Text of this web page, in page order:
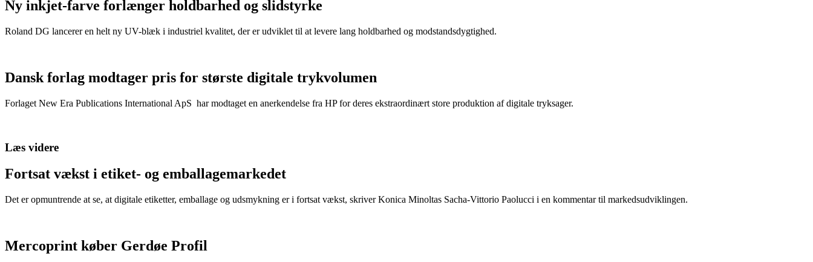
Ny inkjet-farve forlænger holdbarhed og slidstyrke
Roland DG lancerer en helt ny UV-blæk i industriel kvalitet, der er udviklet til at levere lang holdbarhed og modstandsdygtighed.
Dansk forlag modtager pris for største digitale trykvolumen
Forlaget New Era Publications International ApS har modtaget en anerkendelse fra HP for deres ekstraordinært store produktion af digitale tryksager.
Læs videre
Fortsat vækst i etiket- og emballagemarkedet
Det er opmuntrende at se, at digitale etiketter, emballage og udsmykning er i fortsat vækst, skriver Konica Minoltas Sacha-Vittorio Paolucci i en kommentar til markedsudviklingen.
Mercoprint køber Gerdøe Profil